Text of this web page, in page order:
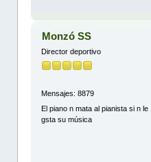
Monzó SS
Director deportivo
Mensajes: 8879
El piano n mata al pianista si n le
gsta su música